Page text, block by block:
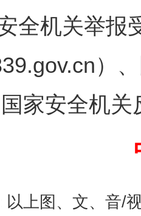
全机关举报
）
家安全机关
以上图、文、音/
效落实 一纸欠
超标问题” 法